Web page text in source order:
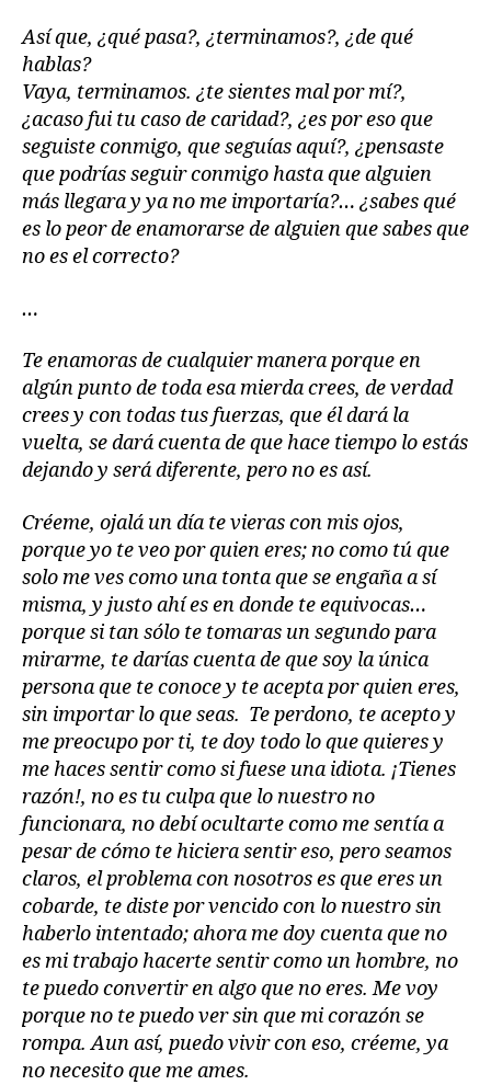
Así que, ¿qué pasa?, ¿terminamos?, ¿de qué
hablas?
Vaya, terminamos. ¿te sientes mal por mí?,
¿acaso fui tu caso de caridad?, ¿es por eso que
seguiste conmigo, que seguías aquí?, ¿pensaste
que podrías seguir conmigo hasta que alguien
más llegara y ya no me importaría?… ¿sabes qué
es lo peor de enamorarse de alguien que sabes que
no es el correcto?
…
Te enamoras de cualquier manera porque en
algún punto de toda esa mierda crees, de verdad
crees y con todas tus fuerzas, que él dará la
vuelta, se dará cuenta de que hace tiempo lo estás
dejando y será diferente, pero no es así.
Créeme, ojalá un día te vieras con mis ojos,
porque yo te veo por quien eres; no como tú que
solo me ves como una tonta que se engaña a sí
misma, y justo ahí es en donde te equivocas…
porque si tan sólo te tomaras un segundo para
mirarme, te darías cuenta de que soy la única
persona que te conoce y te acepta por quien eres,
sin importar lo que seas. Te perdono, te acepto y
me preocupo por ti, te doy todo lo que quieres y
me haces sentir como si fuese una idiota. ¡Tienes
razón!, no es tu culpa que lo nuestro no
funcionara, no debí ocultarte como me sentía a
pesar de cómo te hiciera sentir eso, pero seamos
claros, el problema con nosotros es que eres un
cobarde, te diste por vencido con lo nuestro sin
haberlo intentado; ahora me doy cuenta que no
es mi trabajo hacerte sentir como un hombre, no
te puedo convertir en algo que no eres. Me voy
porque no te puedo ver sin que mi corazón se
rompa. Aun así, puedo vivir con eso, créeme, ya
no necesito que me ames.